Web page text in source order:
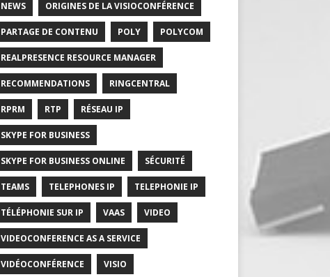
NEWS ORIGINES DE LA VISIOCONFÉRENCE
PARTAGE DE CONTENU POLY POLYCOM
REALPRESENCE RESOURCE MANAGER
RECOMMENDATIONS RINGCENTRAL
RPRM RTP RÉSEAU IP
SKYPE FOR BUSINESS
SKYPE FOR BUSINESS ONLINE SÉCURITÉ
TEAMS TELEPHONES IP TELEPHONIE IP
TÉLÉPHONIE SUR IP VAAS VIDEO
VIDEOCONFERENCE AS A SERVICE
VIDÉOCONFÉRENCE VISIO